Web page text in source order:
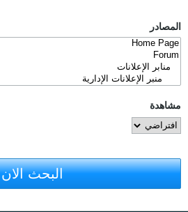
المصادر
مشاهدة
البحث الان